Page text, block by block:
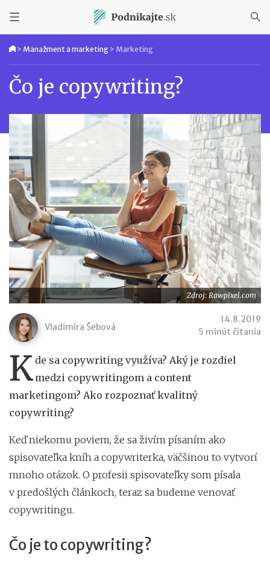
> Manažment a marketing > Marketing
Čo je copywriting?
Zdroj: Rawpixel.com
Vladimíra Šebová
14.8.2019
5 minút čítania
K de sa copywriting využíva? Aký je rozdiel
medzi copywritingom a content
marketingom? Ako rozpoznať kvalitný
copywriting?
Keď niekomu poviem, že sa živím písaním ako
spisovateľka kníh a copywriterka, väčšinou to vytvorí
mnoho otázok. O profesii spisovateľky som písala
v predošlých článkoch, teraz sa budeme venovať
copywritingu.
Čo je to copywriting?